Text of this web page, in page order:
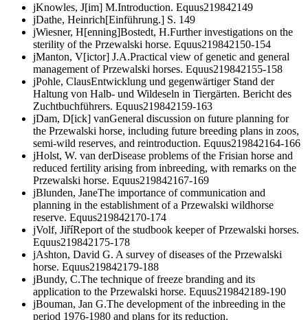
jKnowles, J[im] M.Introduction. Equus219842149
jDathe, Heinrich[Einführung.] S. 149
jWiesner, H[enning]Bostedt, H.Further investigations on the
sterility of the Przewalski horse. Equus219842150-154
jManton, V[ictor] J.A.Practical view of genetic and general
management of Przewalski horses. Equus219842155-158
jPohle, ClausEntwicklung und gegenwärtiger Stand der
Haltung von Halb- und Wildeseln in Tiergärten. Bericht des
Zuchtbuchführers. Equus219842159-163
jDam, D[ick] vanGeneral discussion on future planning for
the Przewalski horse, including future breeding plans in zoos,
semi-wild reserves, and reintroduction. Equus219842164-166
jHolst, W. van derDisease problems of the Frisian horse and
reduced fertility arising from inbreeding, with remarks on the
Przewalski horse. Equus219842167-169
jBlunden, JaneThe importance of communication and
planning in the establishment of a Przewalski wildhorse
reserve. Equus219842170-174
jVolf, JiříReport of the studbook keeper of Przewalski horses.
Equus219842175-178
jAshton, David G. A survey of diseases of the Przewalski
horse. Equus219842179-188
jBundy, C.The technique of freeze branding and its
application to the Przewalski horse. Equus219842189-190
jBouman, Jan G.The development of the inbreeding in the
period 1976-1980 and plans for its reduction.